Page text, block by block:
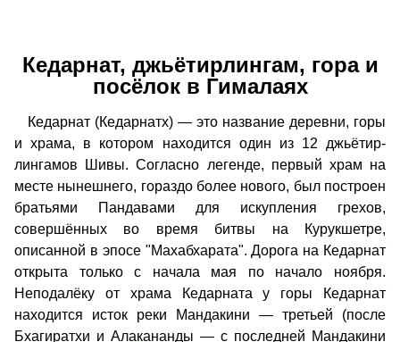
Кедарнат, джьётирлингам, гора и
посёлок в Гималаях
Кедарнат (Кедарнатх) — это название деревни, горы
и храма, в котором находится один из 12 джьётир-
лингамов Шивы. Согласно легенде, первый храм на
месте нынешнего, гораздо более нового, был построен
братьями Пандавами для искупления грехов,
совершённых во время битвы на Курукшетре,
описанной в эпосе "Махабхарата". Дорога на Кедарнат
открыта только с начала мая по начало ноября.
Неподалёку от храма Кедарната у горы Кедарнат
находится исток реки Мандакини — третьей (после
Бхагиратхи и Алакананды — с последней Мандакини